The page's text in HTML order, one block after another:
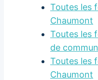
Toutes les
Chaumont
Toutes les
de
Toutes les
Chaumont